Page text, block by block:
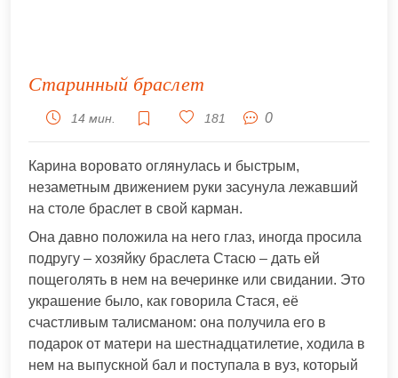
Старинный браслет
14 мин. 181 0
Карина воровато оглянулась и быстрым,
незаметным движением руки засунула лежавший
на столе браслет в свой карман.
Она давно положила на него глаз, иногда просила
подругу – хозяйку браслета Стасю – дать ей
пощеголять в нем на вечеринке или свидании. Это
украшение было, как говорила Стася, её
счастливым талисманом: она получила его в
подарок от матери на шестнадцатилетие, ходила в
нем на выпускной бал и поступала в вуз, который